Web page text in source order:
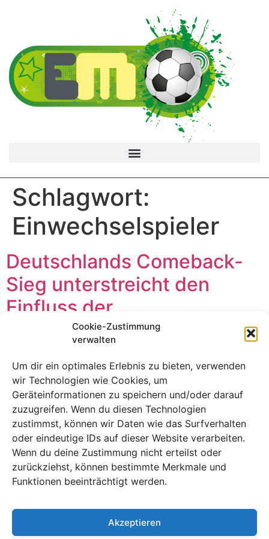
Cookie-Zustimmung
verwalten
Um dir ein optimales Erlebnis zu bieten, verwenden
wir Technologien wie Cookies, um
Geräteinformationen zu speichern und/oder darauf
zuzugreifen. Wenn du diesen Technologien
zustimmst, können wir Daten wie das Surfverhalten
oder eindeutige IDs auf dieser Website verarbeiten.
Wenn du deine Zustimmung nicht erteilst oder
zurückziehst, können bestimmte Merkmale und
Funktionen beeinträchtigt werden.
Akzeptieren
Schlagwort:
Einwechselspieler
Deutschlands Comeback-
Sieg unterstreicht den
Einfluss der
Einwechselspieler und die
Nur ein Last-Minute-Einwechselspieler rettete